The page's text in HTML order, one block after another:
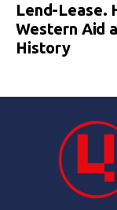
Lend-Lease.
Western Aid
History